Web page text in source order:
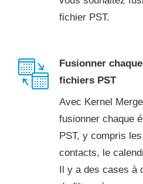
fichier PST.
Fusionner
fichiers PST
Avec Kernel
fusionner chaque
PST, y compris
contacts, le
Il y a des cases à